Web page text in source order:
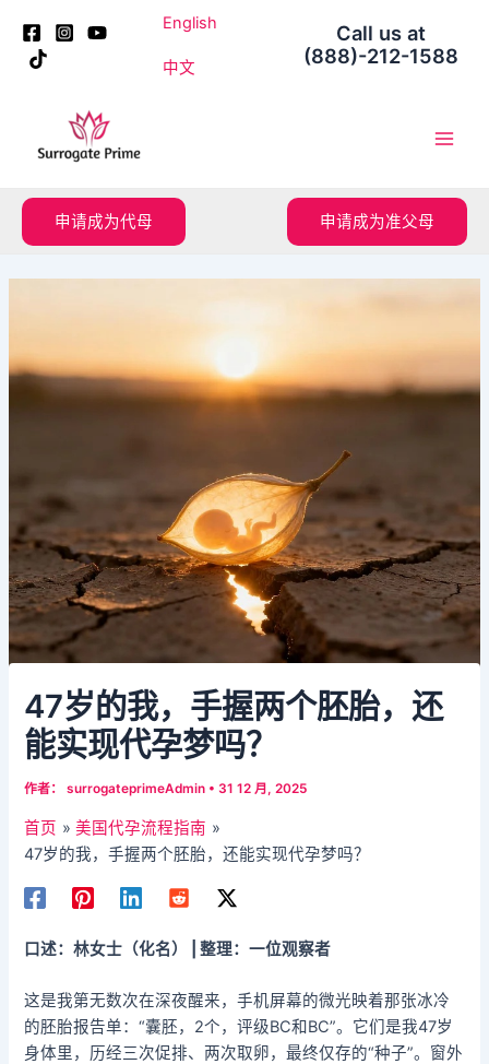
English
中文
Call us at
(888)-212-1588
申请成为代母 申请成为准父母
47岁的我，手握两个胚胎，还
能实现代孕梦吗？
作者： surrogateprimeAdmin • 31 12 月, 2025
首页
美国代孕流程指南
47岁的我，手握两个胚胎，还能实现代孕梦吗？
口述：林女士（化名） | 整理：一位观察者
这是我第无数次在深夜醒来，手机屏幕的微光映着那张冰冷
的胚胎报告单：“囊胚，2个，评级BC和BC”。它们是我47岁
身体里，历经三次促排、两次取卵，最终仅存的“种子”。窗外
navigation